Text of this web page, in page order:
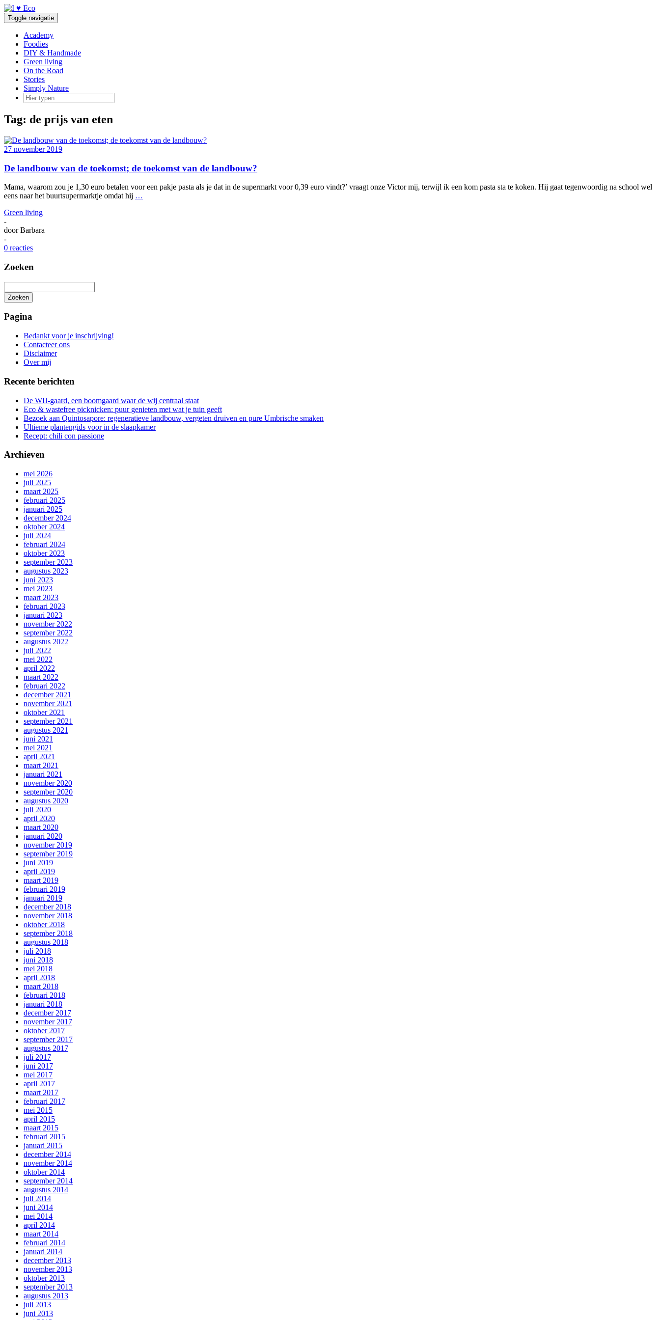
Doorgaan
naar
inhoud
Toggle navigatie
Academy
Foodies
DIY & Handmade
Green living
On the Road
Stories
Simply Nature
Tag: de prijs van eten
27 november 2019
De landbouw van de toekomst; de toekomst van de landbouw?
Mama, waarom zou je 1,30 euro betalen voor een pakje pasta als je dat in de supermarkt voor 0,39 euro vindt?’ vraagt onze Victor mij, terwijl ik een kom pasta sta te koken. Hij gaat tegenwoordig na school wel
eens naar het buurtsupermarktje omdat hij …
Green living
-
doorBarbara
-
0 reacties
Zoeken
Zoeken
zoeken
Pagina
Bedankt voor je inschrijving!
Contacteer ons
Disclaimer
Over mij
Recente berichten
De WIJ-gaard, een boomgaard waar de wij centraal staat
Eco & wastefree picknicken: puur genieten met wat je tuin geeft
Bezoek aan Quintosapore: regeneratieve landbouw, vergeten druiven en pure Umbrische smaken
Ultieme plantengids voor in de slaapkamer
Recept: chili con passione
Archieven
mei 2026
juli 2025
maart 2025
februari 2025
januari 2025
december 2024
oktober 2024
juli 2024
februari 2024
oktober 2023
september 2023
augustus 2023
juni 2023
mei 2023
maart 2023
februari 2023
januari 2023
november 2022
september 2022
augustus 2022
juli 2022
mei 2022
april 2022
maart 2022
februari 2022
december 2021
november 2021
oktober 2021
september 2021
augustus 2021
juni 2021
mei 2021
april 2021
maart 2021
januari 2021
november 2020
september 2020
augustus 2020
juli 2020
april 2020
maart 2020
januari 2020
november 2019
september 2019
juni 2019
april 2019
maart 2019
februari 2019
januari 2019
december 2018
november 2018
oktober 2018
september 2018
augustus 2018
juli 2018
juni 2018
mei 2018
april 2018
maart 2018
februari 2018
januari 2018
december 2017
november 2017
oktober 2017
september 2017
augustus 2017
juli 2017
juni 2017
mei 2017
april 2017
maart 2017
februari 2017
mei 2015
april 2015
maart 2015
februari 2015
januari 2015
december 2014
november 2014
oktober 2014
september 2014
augustus 2014
juli 2014
juni 2014
mei 2014
april 2014
maart 2014
februari 2014
januari 2014
december 2013
november 2013
oktober 2013
september 2013
augustus 2013
juli 2013
juni 2013